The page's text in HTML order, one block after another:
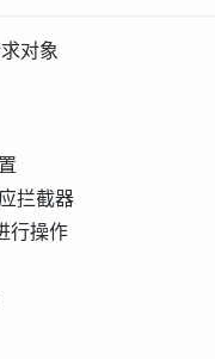
对象
拦截器
行操作